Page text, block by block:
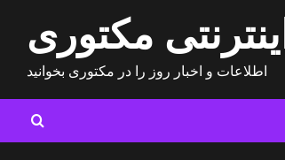
مکتوری
اطلاعات و اخبار روز را در مکتوری بخوانید